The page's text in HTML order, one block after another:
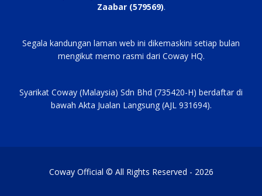
Zaabar (579569).
Segala kandungan laman web ini dikemaskini setiap bulan
mengikut memo rasmi dari Coway HQ.
Syarikat Coway (Malaysia) Sdn Bhd (735420-H) berdaftar di
bawah Akta Jualan Langsung (AJL 931694).
Coway Official © All Rights Reserved - 2026